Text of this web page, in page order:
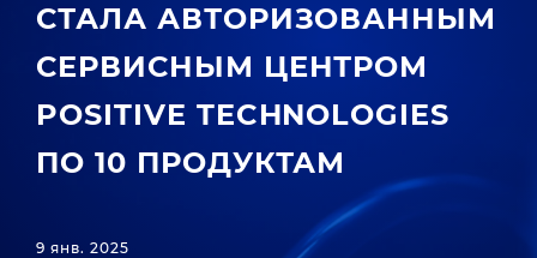
СТАЛА АВТОРИЗОВАННЫМ
СЕРВИСНЫМ ЦЕНТРОМ
POSITIVE TECHNOLOGIES
ПО 10 ПРОДУКТАМ
9 янв. 2025